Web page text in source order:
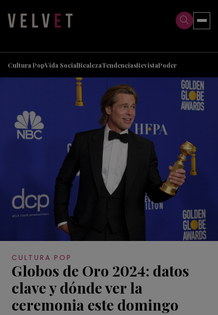
Cultura PopVida SocialRealezaTendenciasRevistaPoder
CULTURA POP
Globos de Oro 2024: datos
clave y dónde ver la
ceremonia este domingo